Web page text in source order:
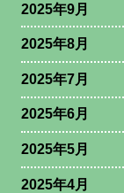
2025年9月
2025年8月
2025年7月
2025年6月
2025年5月
2025年4月